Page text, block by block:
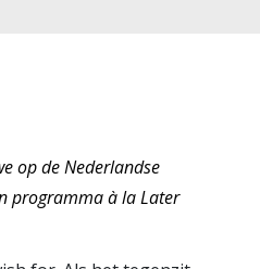
op de Nederlandse
programma à la Later